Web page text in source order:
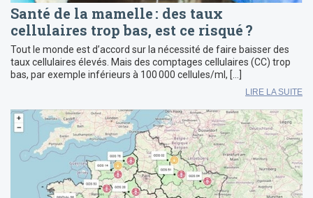
Santé de la mamelle : des taux
cellulaires trop bas, est ce risqué ?
Tout le monde est d’accord sur la nécessité de faire baisser des
taux cellulaires élevés. Mais des comptages cellulaires (CC) trop
bas, par exemple inférieurs à 100 000 cellules/ml, […]
LIRE LA SUITE